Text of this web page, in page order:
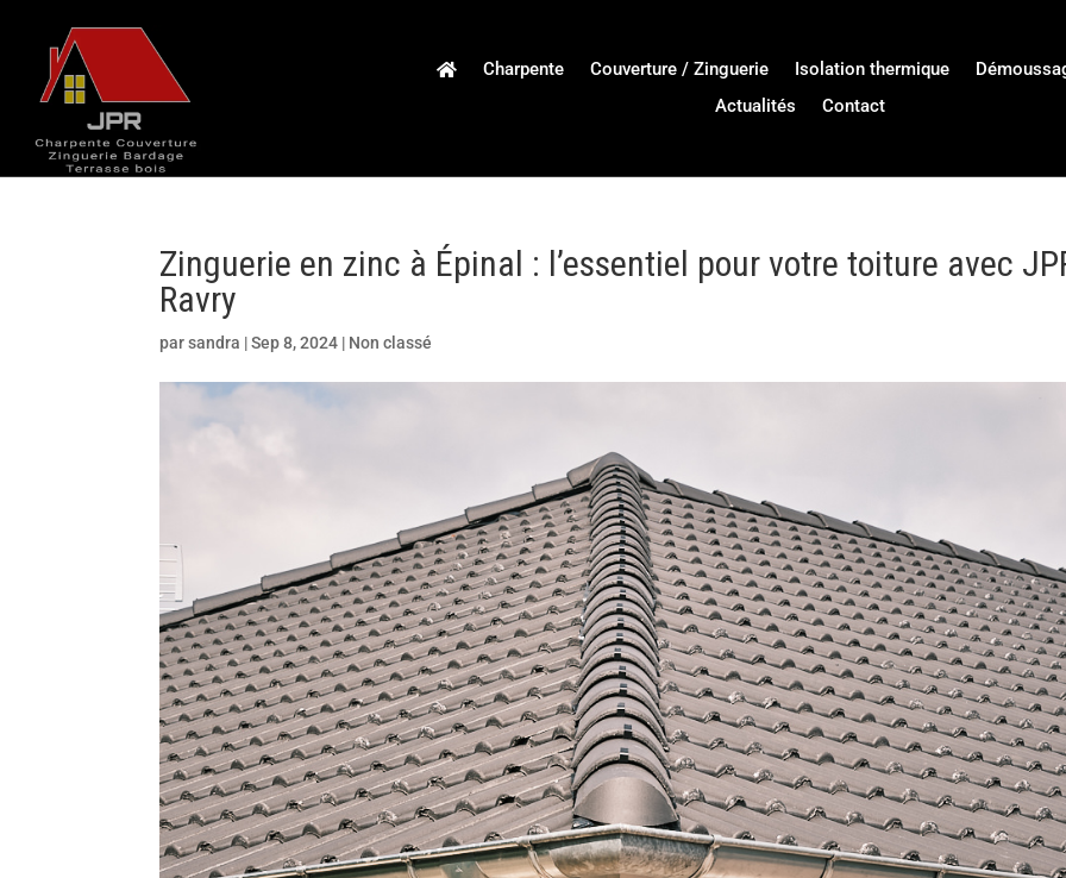
Charpente Couverture / Zinguerie Isolation thermique
Actualités
Contact
Zinguerie en zinc à Épinal : l’essentiel pour votre toiture avec
Ravry
parsandra |Sep 8, 2024 | Non classé